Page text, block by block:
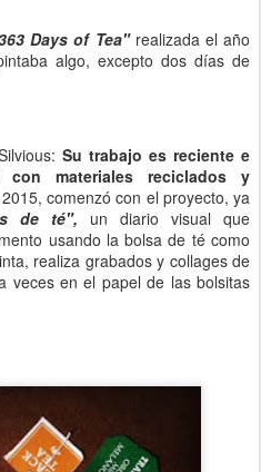
Days of Tea"realizada el año
algo, excepto dos días de
Su trabajo es reciente e
con materiales reciclados y
comenzó con el proyecto, ya
de té", un diario visual que
usando la bolsa de té como
realiza grabados y collages de
veces en el papel de las bolsitas